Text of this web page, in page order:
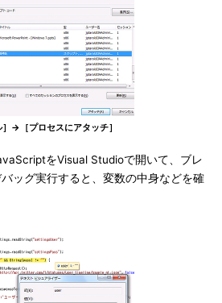
→［プロセスにアタッチ］
をVisual Studioで開いて、ブレ
ッグ実行すると、変数の中身などを確